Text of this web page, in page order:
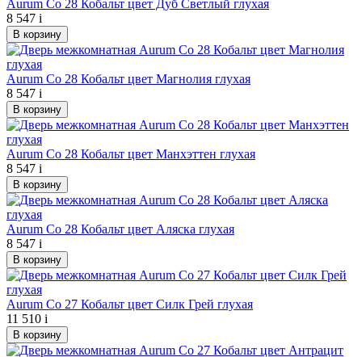
Aurum Co 28 Кобальт цвет Дуб Светлый глухая
8 547 i
В корзину
Aurum Co 28 Кобальт цвет Магнолия глухая
8 547 i
В корзину
Aurum Co 28 Кобальт цвет Манхэттен глухая
8 547 i
В корзину
Aurum Co 28 Кобальт цвет Аляска глухая
8 547 i
В корзину
Aurum Co 27 Кобальт цвет Силк Грей глухая
11 510 i
В корзину